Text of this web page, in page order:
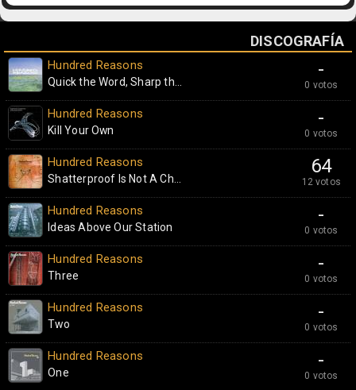
DISCOGRAFÍA
-
0 votos
Hundred Reasons
Quick the Word, Sharp th...
-
0 votos
Hundred Reasons
Kill Your Own
64
12 votos
Hundred Reasons
Shatterproof Is Not A Ch...
-
0 votos
Hundred Reasons
Ideas Above Our Station
-
0 votos
Hundred Reasons
Three
-
0 votos
Hundred Reasons
Two
-
0 votos
Hundred Reasons
One